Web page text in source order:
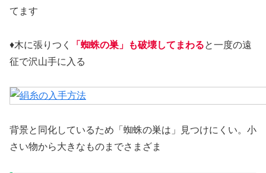
てます
♦木に張りつく 「蜘蛛の巣」も破壊してまわると一度の遠
征で沢山手に入る
背景と同化しているため「蜘蛛の巣は」見つけにくい。小
さい物から大きなものまでさまざま